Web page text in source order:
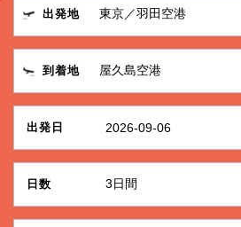
出発地
到着地
出発日 2026-09-06
日数